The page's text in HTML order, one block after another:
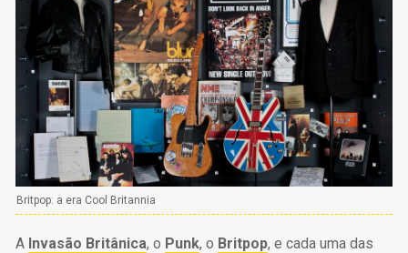
Britpop: a era Cool Britannia
A Invasão Britânica, o Punk, o Britpop, e cada uma das